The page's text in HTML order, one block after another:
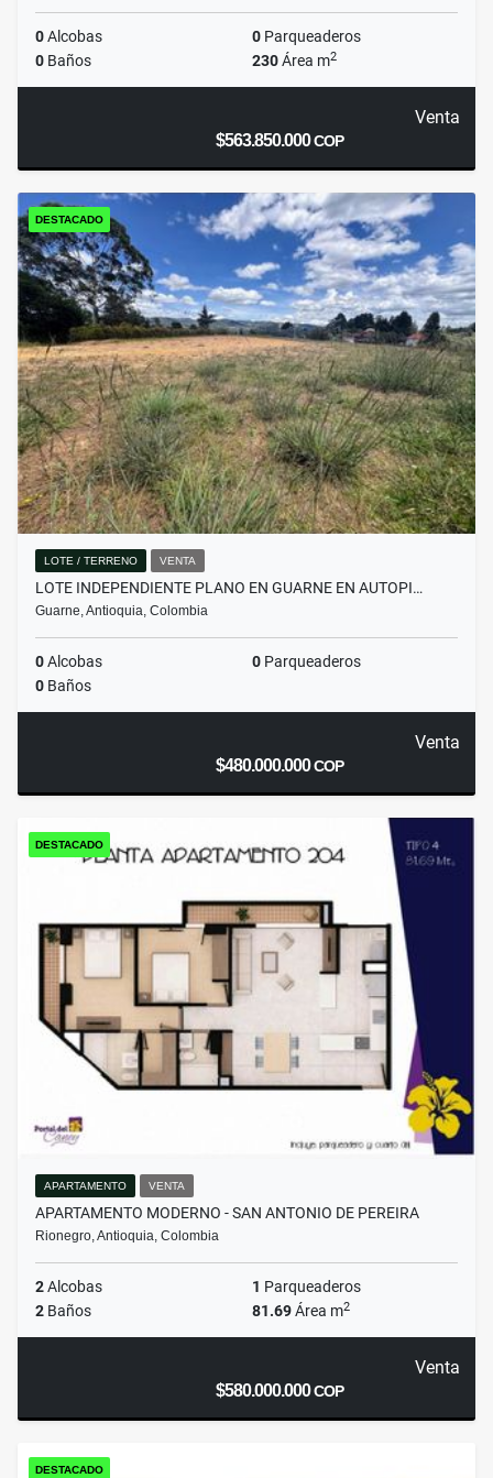
0Alcobas 0 Parqueaderos
0 Baños 230Área m2
Venta
$563.850.000COP
DESTACADO
LOTE / TERRENO VENTA
LOTE INDEPENDIENTE PLANO EN GUARNE EN AUTOPI…
Guarne, Antioquia, Colombia
0Alcobas 0 Parqueaderos
0 Baños
Venta
$480.000.000COP
DESTACADO
APARTAMENTO VENTA
APARTAMENTO MODERNO - SAN ANTONIO DE PEREIRA
Rionegro, Antioquia, Colombia
2Alcobas 1 Parqueaderos
2 Baños 81.69Área m2
Venta
$580.000.000COP
DESTACADO